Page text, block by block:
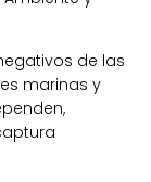
de las
marinas y